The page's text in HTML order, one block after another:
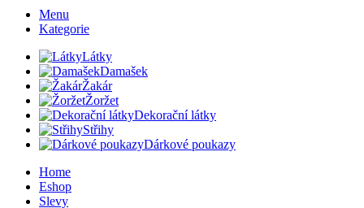
Menu
Kategorie
Látky
Damašek
Žakár
Žoržet
Dekorační látky
Střihy
Dárkové poukazy
Home
Eshop
Slevy